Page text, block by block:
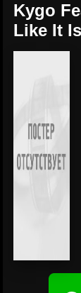
Kygo
Like It Is